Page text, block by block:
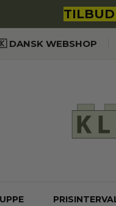
DANSK WEBSHOP